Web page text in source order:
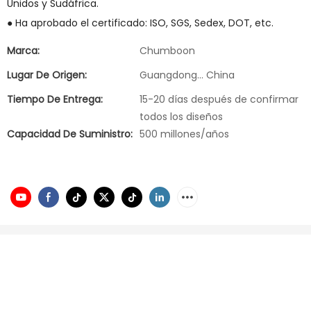
Unidos y Sudáfrica.
● Ha aprobado el certificado: ISO, SGS, Sedex, DOT, etc.
Marca:
Chumboon
Lugar De Origen:
Guangdong... China
Tiempo De Entrega:
15-20 días después de confirmar
todos los diseños
Capacidad De Suministro: 500 millones/años